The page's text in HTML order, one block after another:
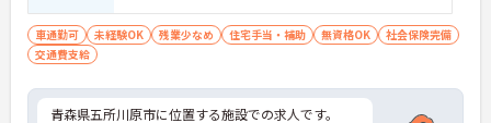
車通勤可 未経験OK 残業少なめ 住宅手当・補助 無資格OK
社会保険完備
交通費支給
青森県五所川原市に位置する施設での求人です。